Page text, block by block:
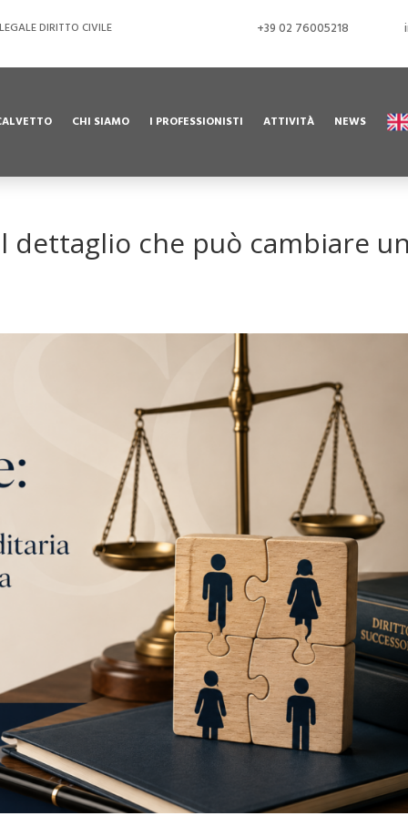
DIRITTO CIVILE +39 02 76005218
CHI SIAMO I PROFESSIONISTI ATTIVITÀ NEWS
dettaglio che può cambiare